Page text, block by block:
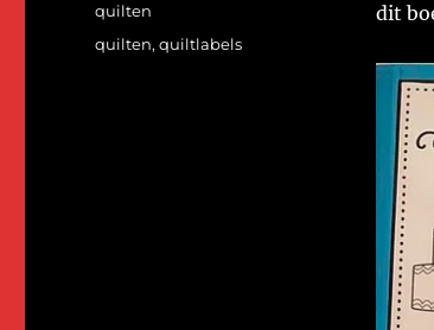
dit
Categorieën
quilten
Tags
quilten,quiltlabels